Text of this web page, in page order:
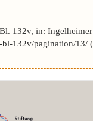
132v, in:
132v/pagination/13/